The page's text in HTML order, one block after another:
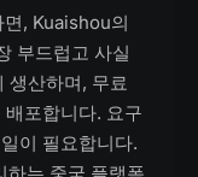
, Kuaishou의
부드럽고 사실
생산하며, 무료
포합니다. 요구
이 필요합니다.